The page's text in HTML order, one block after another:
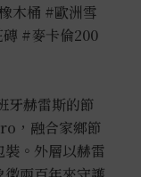
木桶 #歐洲雪
#麥卡倫200
牙赫雷斯的節
，融合家鄉節
。外層以赫雷